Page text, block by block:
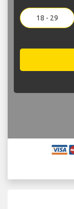
18 - 29